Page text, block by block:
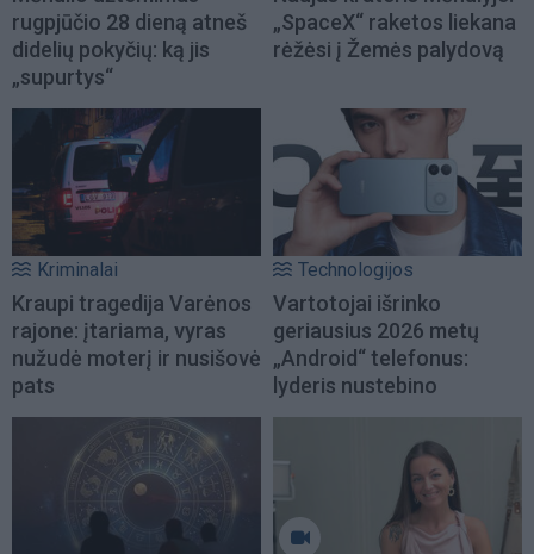
rugpjūčio 28 dieną atneš
didelių pokyčių: ką jis
„supurtys“
„SpaceX“ raketos liekana
rėžėsi į Žemės palydovą
Kriminalai
Kraupi tragedija Varėnos
rajone: įtariama, vyras
nužudė moterį ir nusišovė
pats
Technologijos
Vartotojai išrinko
geriausius 2026 metų
„Android“ telefonus:
lyderis nustebino